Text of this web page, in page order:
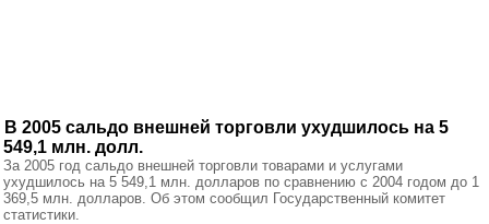
В 2005 сальдо внешней торговли ухудшилось на 5
549,1 млн. долл.
За 2005 год сальдо внешней торговли товарами и услугами
ухудшилось на 5 549,1 млн. долларов по сравнению с 2004 годом до 1
369,5 млн. долларов. Об этом сообщил Государственный комитет
статистики.